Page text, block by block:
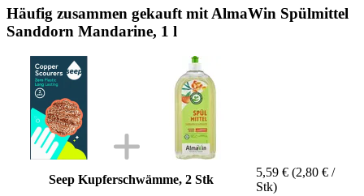
Häufig zusammen gekauft mit AlmaWin Spülmittel
Sanddorn Mandarine, 1 l
Seep Kupferschwämme, 2 Stk
5,59 € (2,80 € /
Stk)